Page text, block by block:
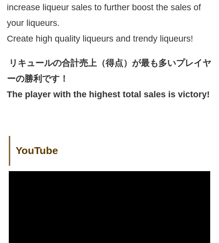
increase liqueur sales to further boost the sales of
your liqueurs.
Create high quality liqueurs and trendy liqueurs!
リキュールの合計売上（得点）が最も多いプレイヤ
ーの勝利です！
The player with the highest total sales is victory!
YouTube